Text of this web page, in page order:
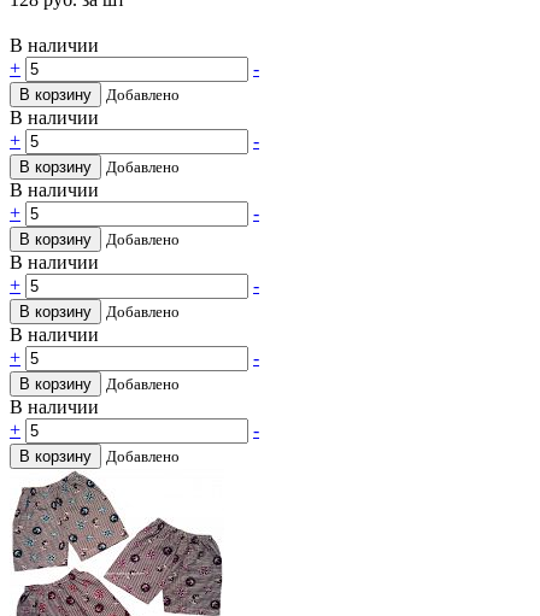
В наличии
+
-
В корзину Добавлено
В наличии
+
-
В корзину Добавлено
В наличии
+
-
В корзину Добавлено
В наличии
+
-
В корзину Добавлено
В наличии
+
-
В корзину Добавлено
В наличии
+
-
В корзину Добавлено